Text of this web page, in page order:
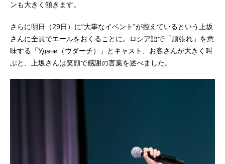
ンも大きく頷きます。
さらに明日（29日）に“大事なイベント”が控えているという上坂
さんに全員でエールをおくることに。ロシア語で「頑張れ」を意
味する「Удачи（ウダーチ）」とキャスト、お客さんが大きく叫
ぶと、上坂さんは笑顔で感謝の言葉を述べました。